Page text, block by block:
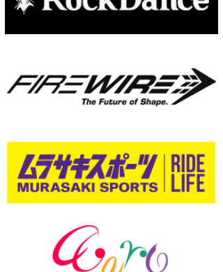
ハンマー
まっきー
小川予報士
唐澤予報士
SancheZ
米山予報士